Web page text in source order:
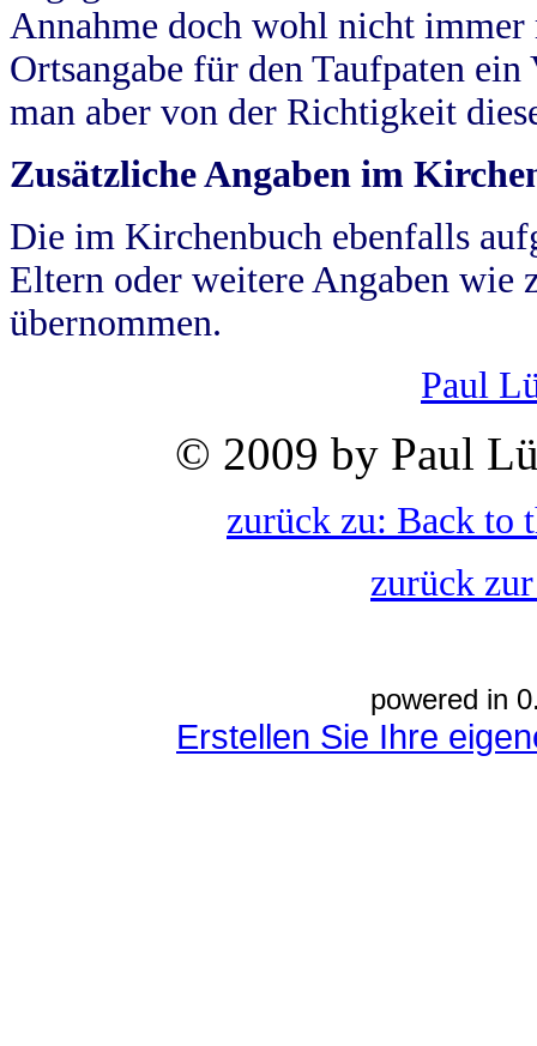
Annahme doch wohl nicht
Ortsangabe für den Taufpaten
man aber von der Richtigkeit
Zusätzliche Angaben im
Die im Kirchenbuch ebenfalls
Eltern oder weitere Angaben wie
übernommen.
Paul
© 2009 by Paul
zurück zu: Back to
zurück
powered in
Erstellen Sie Ihre